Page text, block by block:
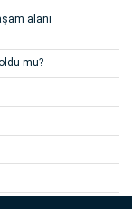
alanı
mu?